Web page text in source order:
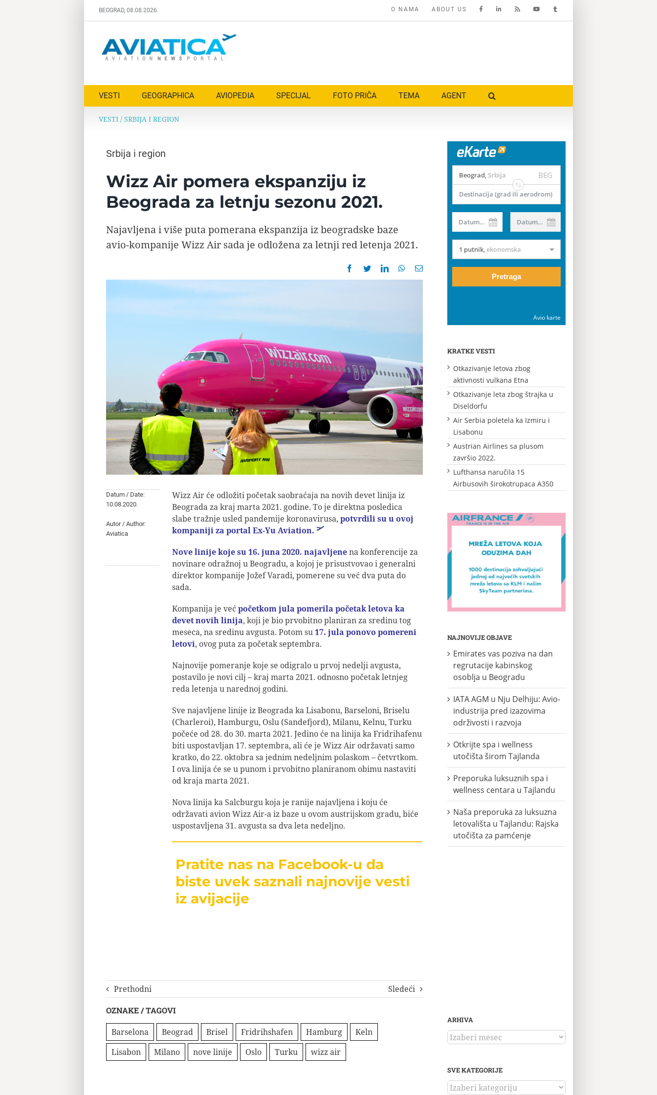
BEOGRAD, 08.08.2026. O NAMA ABOUT US
VESTI GEOGRAPHICA AVIOPEDIA SPECIJAL FOTO PRIČA TEMA AGENT
VESTI/ SRBIJA I REGION
Srbija i region
Wizz Air pomera ekspanziju iz
Beograda za letnju sezonu 2021.
Najavljena i više puta pomerana ekspanzija iz beogradske baze
avio-kompanije Wizz Air sada je odložena za letnji red letenja 2021.
Datum / Date:
10.08.2020.
Autor / Author:
Aviatica
Wizz Air će odložiti početak saobraćaja na novih devet linija iz
Beograda za kraj marta 2021. godine. To je direktna posledica
slabe tražnje usled pandemije koronavirusa, potvrdili su u ovoj
kompaniji za portal Ex-Yu Aviation.
Nove linije koje su 16. juna 2020. najavljenena konferencije za
novinare odražnoj u Beogradu, a kojoj je prisustvovao i generalni
direktor kompanije Jožef Varadi, pomerene su već dva puta do
sada.
Kompanija je većpočetkom jula pomerila početak letova ka
devet novih linija, koji je bio prvobitno planiran za sredinu tog
meseca, na sredinu avgusta. Potom su17. jula ponovo pomereni
letovi, ovog puta za početak septembra.
Najnovije pomeranje koje se odigralo u prvoj nedelji avgusta,
postavilo je novi cilj – kraj marta 2021. odnosno početak letnjeg
reda letenja u narednoj godini.
Sve najavljene linije iz Beograda ka Lisabonu, Barseloni, Briselu
(Charleroi), Hamburgu, Oslu (Sandefjord), Milanu, Kelnu, Turku
počeće od 28. do 30. marta 2021. Jedino će na linija ka Fridrihafenu
biti uspostavljan 17. septembra, ali će je Wizz Air održavati samo
kratko, do 22. oktobra sa jednim nedeljnim polaskom – četvrtkom.
I ova linija će se u punom i prvobitno planiranom obimu nastaviti
od kraja marta 2021.
Nova linija ka Salcburgu koja je ranije najavljena i koju će
održavati avion Wizz Air-a iz baze u ovom austrijskom gradu, biće
uspostavljena 31. avgusta sa dva leta nedeljno.
Pratite nas na Facebook-u da
biste uvek saznali najnovije vesti
iz avijacije
Prethodni Sledeći
OZNAKE / TAGOVI
Barselona Beograd Brisel Fridrihshafen Hamburg
Keln
Lisabon
Milano nove linije Oslo Turku wizz air
Beograd, Srbija BEG
Destinacija (grad ili aerodrom)
Datum od Datum do
1 putnik,ekonomska
Pretraga
Avio karte
KRATKE VESTI
Otkazivanje letova zbog
aktivnosti vulkana Etna
Otkazivanje leta zbog štrajka u
Diseldorfu
Air Serbia poletela ka Izmiru i
Lisabonu
Austrian Airlines sa plusom
završio 2022.
Lufthansa naručila 15
Airbusovih širokotrupaca A350
NAJNOVIJE OBJAVE
Emirates vas poziva na dan
regrutacije kabinskog
osoblja u Beogradu
IATA AGM u Nju Delhiju: Avio-
industrija pred izazovima
održivosti i razvoja
Otkrijte spa i wellness
utočišta širom Tajlanda
Preporuka luksuznih spa i
wellness centara u Tajlandu
Naša preporuka za luksuzna
letovališta u Tajlandu: Rajska
utočišta za pamćenje
ARHIVA
ARHIVA
SVE KATEGORIJE
SVE